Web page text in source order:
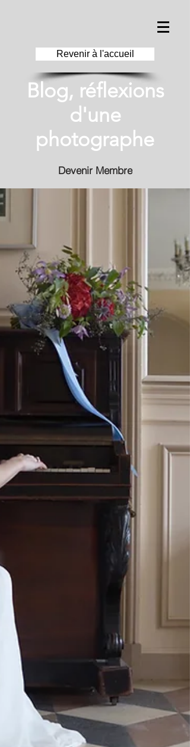
Revenir à l'accueil
Blog, réflexions
d'une
photographe
Devenir Membre